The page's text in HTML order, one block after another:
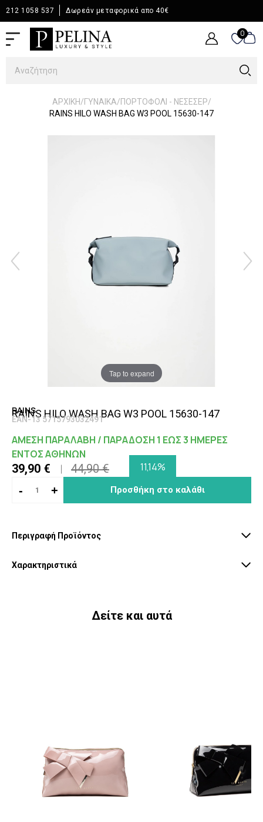
212 1058 537 Δωρεάν μεταφορικά απο 40€
0
0
ΑΡΧΙΚΉ/ΓΥΝΑΙΚΑ/ΠΟΡΤΟΦΟΛΙ - ΝΕΣΕΣΕΡ/
RAINS HILO WASH BAG W3 POOL 15630-147
Tap to expand
RAINS
RAINS HILO WASH BAG W3 POOL 15630-147
EAN-13 5715793032491
ΑΜΕΣΗ ΠΑΡΑΛΑΒΗ / ΠΑΡΑΔΟΣΗ 1 ΕΩΣ 3 ΗΜΕΡΕΣ
ΕΝΤΟΣ ΑΘΗΝΩΝ
39,90 € 44,90 €
11,14%
-
+ Προσθήκη στο καλάθι
Περιγραφή Προϊόντος
Χαρακτηριστικά
Δείτε και αυτά